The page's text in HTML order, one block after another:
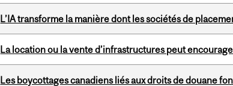
L’IA transforme la manière dont les sociétés de
La location ou la vente d’infrastructures peut
Les boycottages canadiens liés aux droits de douane